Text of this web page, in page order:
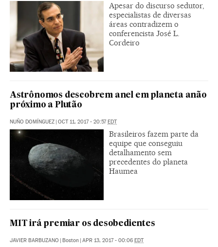
Apesar do discurso sedutor,
especialistas de diversas
áreas contradizem o
conferencista José L.
Cordeiro
Astrônomos descobrem anel em planeta anão
próximo a Plutão
NUÑO DOMÍNGUEZ | OCT 11, 2017 - 20:57EDT
Brasileiros fazem parte da
equipe que conseguiu
detalhamento sem
precedentes do planeta
Haumea
MIT irá premiar os desobedientes
JAVIER BARBUZANO | Boston | APR 13, 2017 - 00:06 EDT